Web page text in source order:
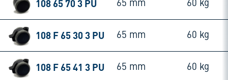
108 65 70 3 PU 65 mm 60 kg
108 F 65 30 3 PU 65 mm 60 kg
108 F 65 41 3 PU 65 mm 60 kg